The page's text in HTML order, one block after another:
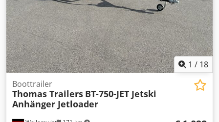
1 / 18
Boottrailer
Thomas Trailers BT-750-JET Jetski
Anhänger Jetloader